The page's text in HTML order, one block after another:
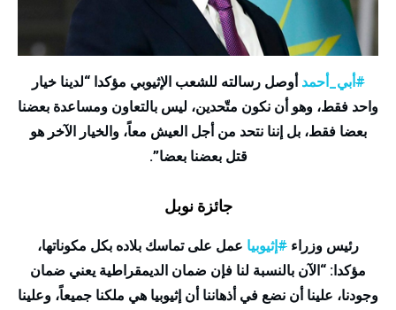
#أبي_أحمد أوصل رسالته للشعب الإثيوبي مؤكدا “لدينا خيار
واحد فقط، وهو أن نكون متّحدين، ليس بالتعاون ومساعدة بعضنا
بعضا فقط، بل إننا نتحد من أجل العيش معاً، والخيار الآخر هو
قتل بعضنا بعضا”.
جائزة نوبل
رئيس وزراء #إثيوبيا عمل على تماسك بلاده بكل مكوناتها،
مؤكدا: “الآن بالنسبة لنا فإن ضمان الديمقراطية يعني ضمان
وجودنا، علينا أن نضع في أذهاننا أن إثيوبيا هي ملكنا جميعاً، وعلينا